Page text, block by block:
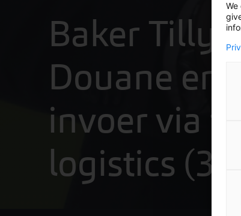
Baker Tilly
Douane en
invoer via
logistics